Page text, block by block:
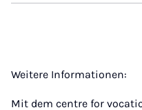
Weitere Informationen:
Mit dem centre for